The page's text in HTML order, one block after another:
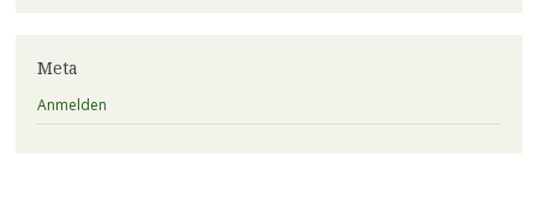
Meta
Anmelden